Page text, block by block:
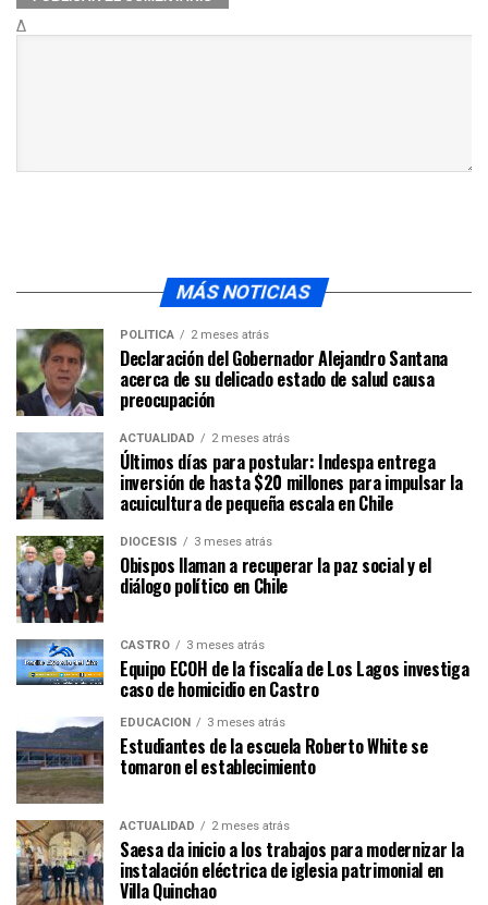
Δ
MÁS NOTICIAS
POLÍTICA 2 meses atrás
Declaración del Gobernador Alejandro Santana
acerca de su delicado estado de salud causa
preocupación
ACTUALIDAD 2 meses atrás
Últimos días para postular: Indespa entrega
inversión de hasta $20 millones para impulsar la
acuicultura de pequeña escala en Chile
DIÓCESIS 3 meses atrás
Obispos llaman a recuperar la paz social y el
diálogo político en Chile
CASTRO 3 meses atrás
Equipo ECOH de la fiscalía de Los Lagos investiga
caso de homicidio en Castro
EDUCACIÓN 3 meses atrás
Estudiantes de la escuela Roberto White se
tomaron el establecimiento
ACTUALIDAD 2 meses atrás
Saesa da inicio a los trabajos para modernizar la
instalación eléctrica de iglesia patrimonial en
Villa Quinchao